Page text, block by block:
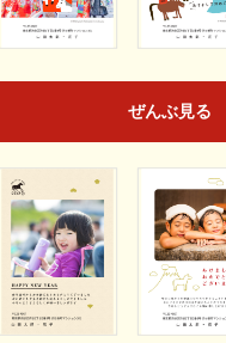
ぜんぶ見る